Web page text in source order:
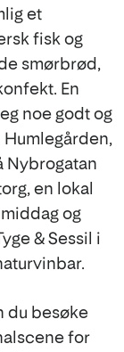
et
fisk og
smørbrød,
En
noe godt og
Nybrogatan
en lokal
og
& Sessil i
du besøke
for